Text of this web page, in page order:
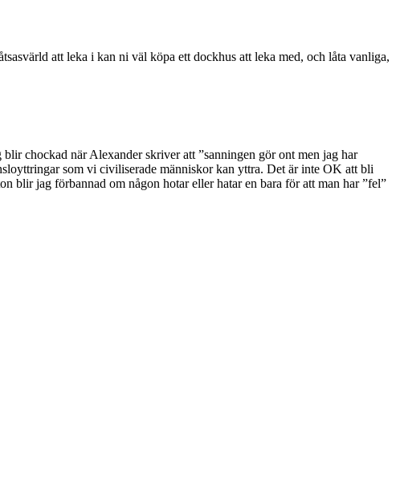
att leka i kan ni väl köpa ett dockhus att leka med, och låta vanliga,
chockad när Alexander skriver att ”sanningen gör ont men jag har
som vi civiliserade människor kan yttra. Det är inte OK att bli
blir jag förbannad om någon hotar eller hatar en bara för att man har ”fel”